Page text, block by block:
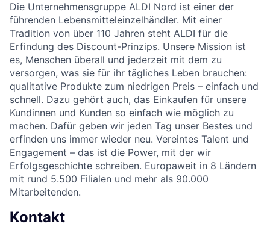
Die Unternehmensgruppe ALDI Nord ist einer der
führenden Lebensmitteleinzelhändler. Mit einer
Tradition von über 110 Jahren steht ALDI für die
Erfindung des Discount-Prinzips. Unsere Mission ist
es, Menschen überall und jederzeit mit dem zu
versorgen, was sie für ihr tägliches Leben brauchen:
qualitative Produkte zum niedrigen Preis – einfach und
schnell. Dazu gehört auch, das Einkaufen für unsere
Kundinnen und Kunden so einfach wie möglich zu
machen. Dafür geben wir jeden Tag unser Bestes und
erfinden uns immer wieder neu. Vereintes Talent und
Engagement – das ist die Power, mit der wir
Erfolgsgeschichte schreiben. Europaweit in 8 Ländern
mit rund 5.500 Filialen und mehr als 90.000
Mitarbeitenden.
Kontakt